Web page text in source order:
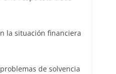
la situación financiera
de solvencia